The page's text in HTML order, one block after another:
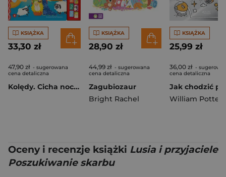
KSIĄŻKA
33,30 zł
47,90 zł - sugerowana
cena detaliczna
Kolędy. Cicha noc. Śpiewamy i słuchamy
KSIĄŻKA
28,90 zł
44,99 zł - sugerowana
cena detaliczna
Zagubiozaur
Bright Rachel
KSIĄŻKA
25,99 zł
36,00 zł -
cena detaliczna
William Potter
Oceny i recenzje książki Lusia i przyjaciele
Poszukiwanie skarbu